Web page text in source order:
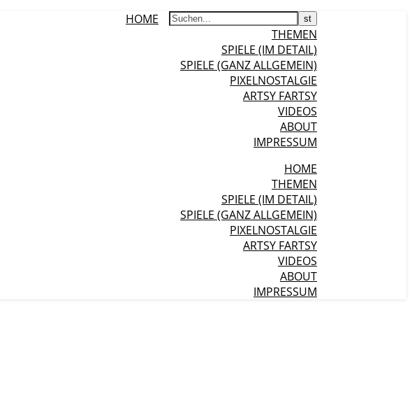
HOME
THEMEN
SPIELE (IM DETAIL)
SPIELE (GANZ ALLGEMEIN)
PIXELNOSTALGIE
ARTSY FARTSY
VIDEOS
ABOUT
IMPRESSUM
HOME
THEMEN
SPIELE (IM DETAIL)
SPIELE (GANZ ALLGEMEIN)
PIXELNOSTALGIE
ARTSY FARTSY
VIDEOS
ABOUT
IMPRESSUM